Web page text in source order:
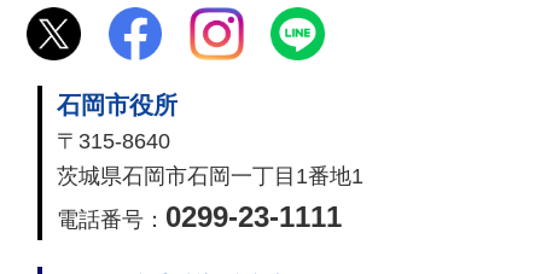
石岡市役所
〒315-8640
茨城県石岡市石岡一丁目1番地1
電話番号： 0299-23-1111